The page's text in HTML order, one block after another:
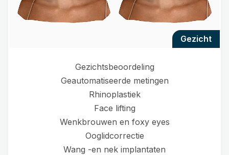
gezicht
Gezichtsbeoordeling
Geautomatiseerde metingen
Rhinoplastiek
Face lifting
Wenkbrouwen en foxy eyes
Ooglidcorrectie
Wang -en nek implantaten